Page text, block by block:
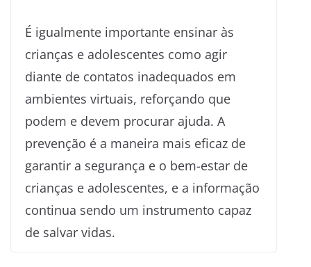
É igualmente importante ensinar às
crianças e adolescentes como agir
diante de contatos inadequados em
ambientes virtuais, reforçando que
podem e devem procurar ajuda. A
prevenção é a maneira mais eficaz de
garantir a segurança e o bem-estar de
crianças e adolescentes, e a informação
continua sendo um instrumento capaz
de salvar vidas.